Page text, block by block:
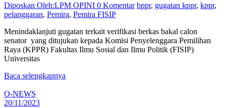
Diposkan Oleh:LPM OPINI 0 Komentar bppr, gugatan kppr, kppr,
pelanggaran, Pemira, Pemira FISIP
Menindaklanjuti gugatan terkait verifikasi berkas bakal calon
senator yang ditujukan kepada Komisi Penyelenggara Pemilihan
Raya (KPPR) Fakultas Ilmu Sosial dan Ilmu Politik (FISIP)
Universitas
Baca selengkapnya
O-NEWS
20/11/2023